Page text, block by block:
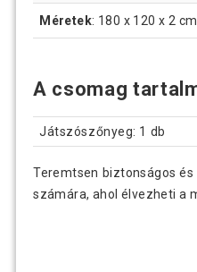
Méretek: 180 x 120 x 2 cm
A csomag
Játszószőnyeg: 1 db
Teremtsen biztonságos
számára, ahol élvezheti a